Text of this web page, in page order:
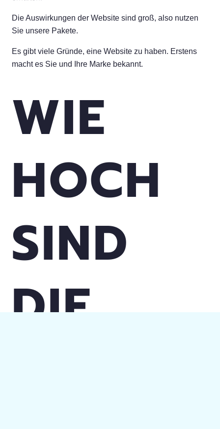
Die Auswirkungen der Website sind groß, also nutzen
Sie unsere Pakete.
Es gibt viele Gründe, eine Website zu haben. Erstens
macht es Sie und Ihre Marke bekannt.
WIE
HOCH
SIND
DIE